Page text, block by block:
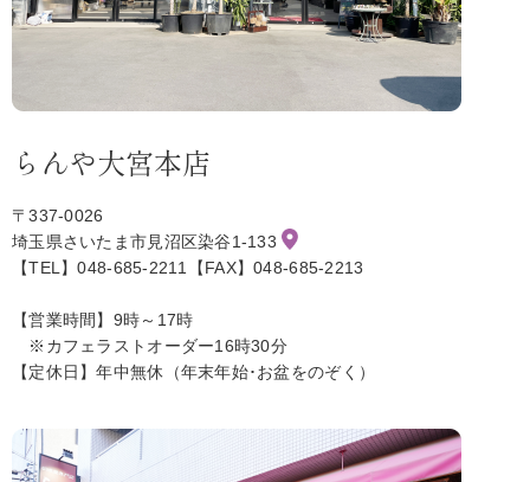
らんや大宮本店
〒337-0026
埼玉県さいたま市見沼区染谷1-133
【TEL】048-685-2211【FAX】048-685-2213
【営業時間】9時～17時
※カフェラストオーダー16時30分
【定休日】年中無休（年末年始･お盆をのぞく）